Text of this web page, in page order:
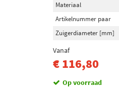
Materiaal
Artikelnummer paar
Zuigerdiameter [mm]
Vanaf
€ 116,80
Op voorraad